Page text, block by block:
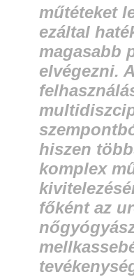
műtéteket
ezáltal
magasabb
elvégezni.
hiszen
komplex
főként az